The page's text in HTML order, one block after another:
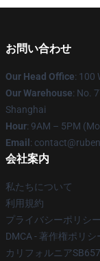
お問い合わせ
Our Head Office: 100
Our Warehouse: No.
Shanghai
Hour: 9AM – 5PM
Email :
会社案内
私たちについて
利用規約
プライバシーポリシー
DMCA - 著作権ポリシ
カリフォルニア